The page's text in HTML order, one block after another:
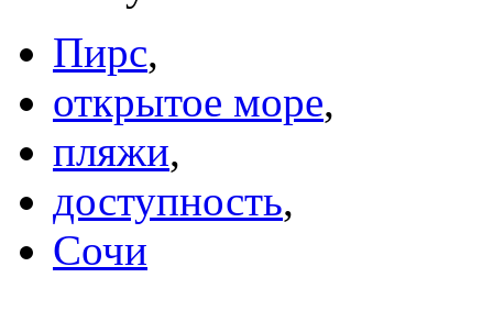
Пирс,
открытое море,
пляжи,
доступность,
Сочи